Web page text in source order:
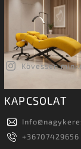
Kövessen
KAPCSOLAT
Info@
+36707429656